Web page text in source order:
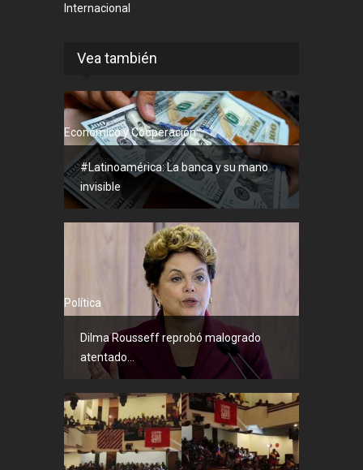
Internacional
Vea también
Económico y Cooperación
#Latinoamérica: La banca y su mano
invisible
Política
Dilma Rousseff reprobó malogrado
atentado...